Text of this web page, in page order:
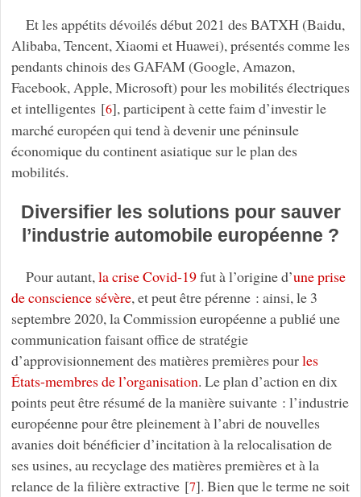
Et les appétits dévoilés début 2021 des BATXH (Baidu,
Alibaba, Tencent, Xiaomi et Huawei), présentés comme les
pendants chinois des GAFAM (Google, Amazon,
Facebook, Apple, Microsoft) pour les mobilités électriques
et intelligentes [6], participent à cette faim d’investir le
marché européen qui tend à devenir une péninsule
économique du continent asiatique sur le plan des
mobilités.
Diversifier les solutions pour sauver
l’industrie automobile européenne ?
Pour autant,la crise Covid-19fut à l’origine d’une prise
de conscience sévère, et peut être pérenne : ainsi, le 3
septembre 2020, la Commission européenne a publié une
communication faisant office de stratégie
d’approvisionnement des matières premières pourles
États-membres de l’organisation. Le plan d’action en dix
points peut être résumé de la manière suivante : l’industrie
européenne pour être pleinement à l’abri de nouvelles
avanies doit bénéficier d’incitation à la relocalisation de
ses usines, au recyclage des matières premières et à la
relance de la filière extractive[7]. Bien que le terme ne soit